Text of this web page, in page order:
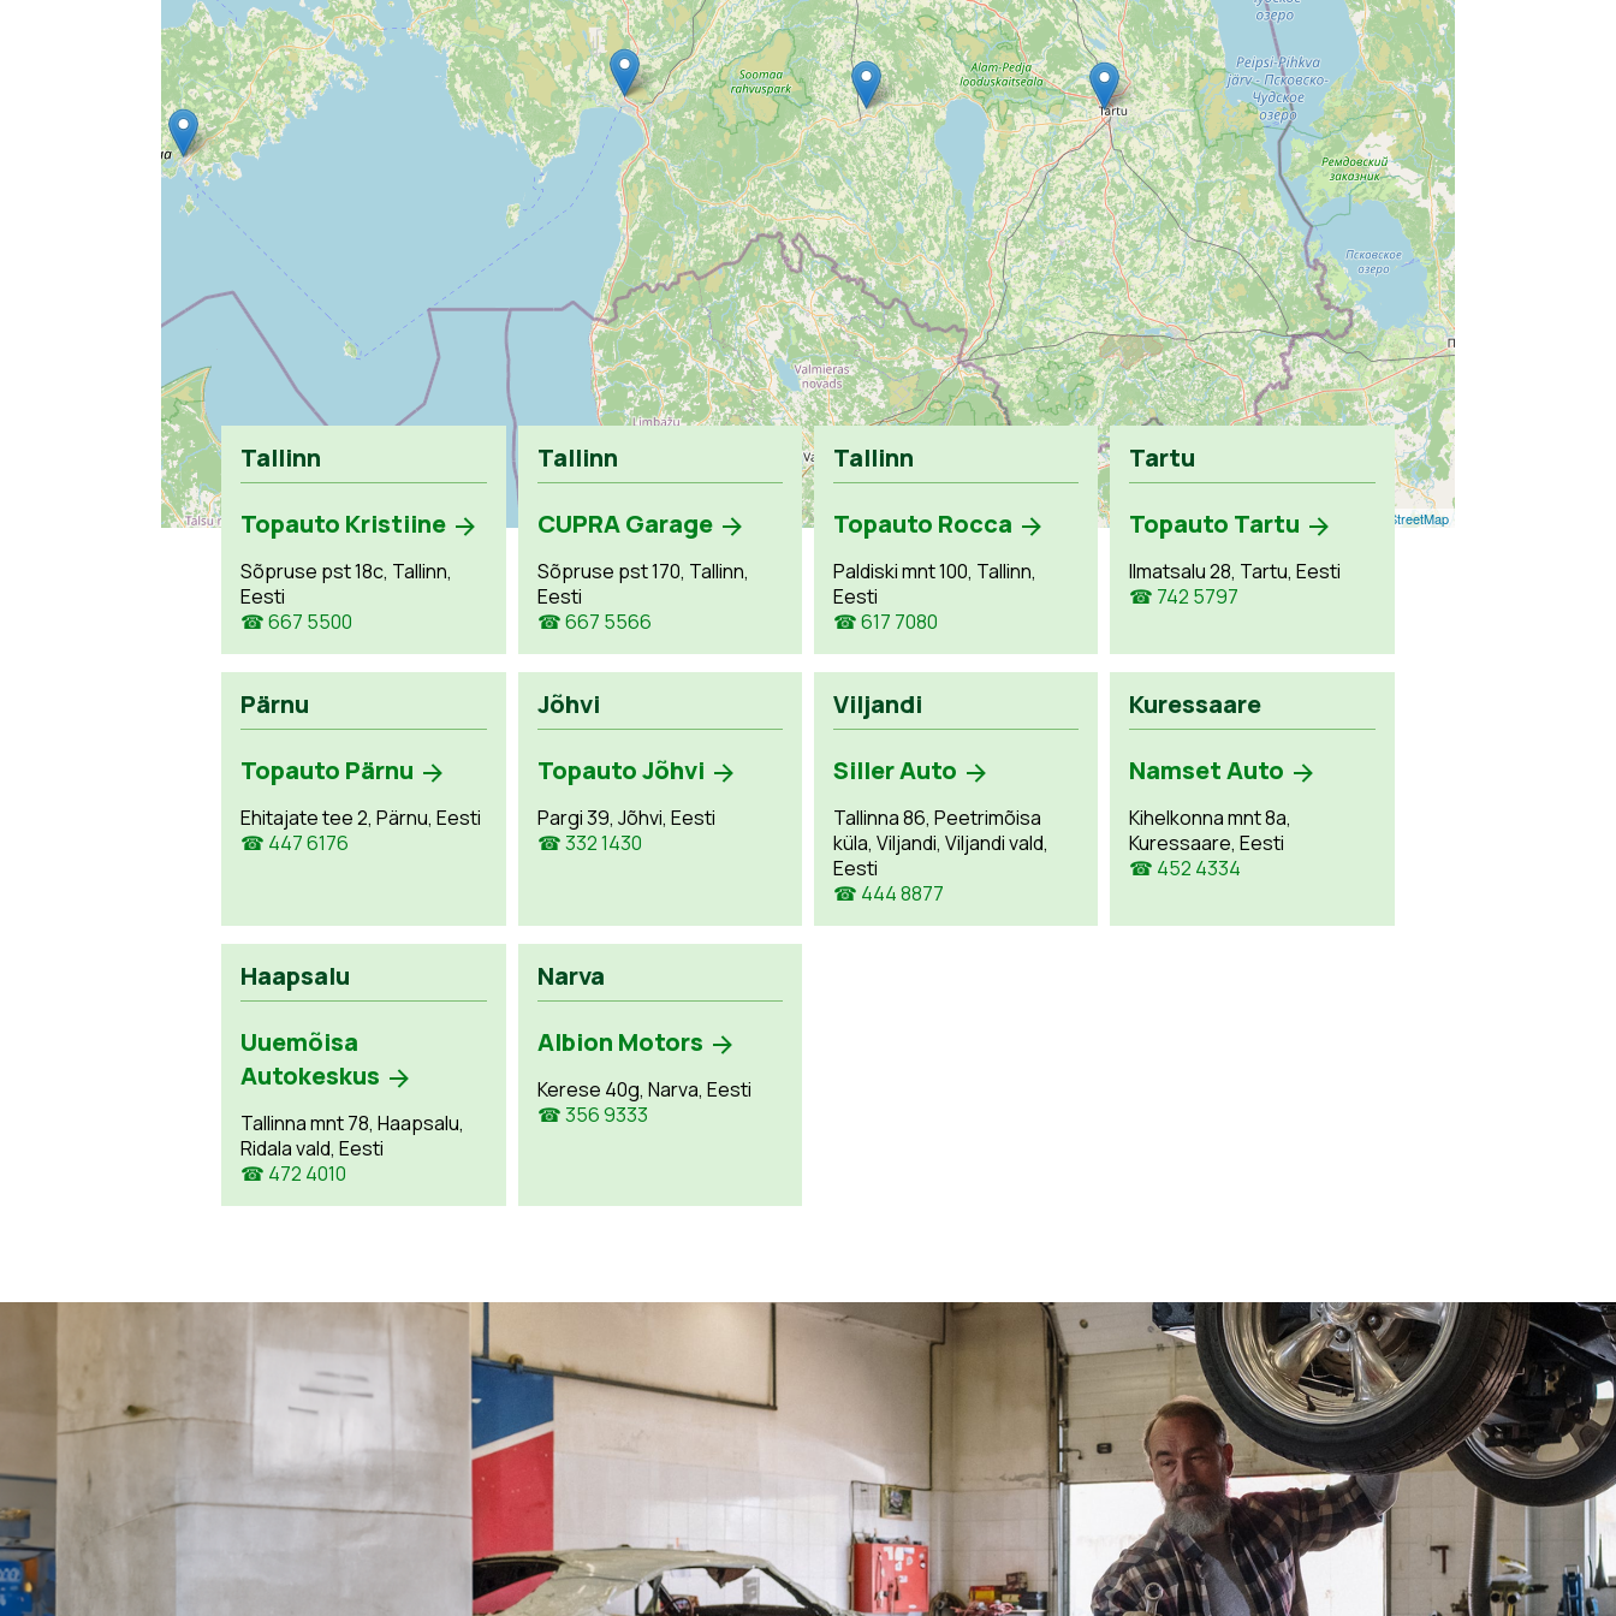
Leaflet OpenStreetMap
Tallinn
Topauto Kristiine
Sõpruse pst 18c, Tallinn,
Eesti
☎ 667 5500
Tallinn
CUPRA Garage
Sõpruse pst 170, Tallinn,
Eesti
☎ 667 5566
Tallinn
Topauto Rocca
Paldiski mnt 100, Tallinn,
Eesti
☎ 617 7080
Tartu
Topauto Tartu
Ilmatsalu 28, Tartu, Eesti
☎ 742 5797
Pärnu
Topauto Pärnu
Ehitajate tee 2, Pärnu, Eesti
☎ 447 6176
Jõhvi
Topauto Jõhvi
Pargi 39, Jõhvi, Eesti
☎ 332 1430
Viljandi
Siller Auto
Tallinna 86, Peetrimõisa
küla, Viljandi, Viljandi vald,
Eesti
☎ 444 8877
Kuressaare
Namset Auto
Kihelkonna mnt 8a,
Kuressaare, Eesti
☎ 452 4334
Haapsalu
Uuemõisa
Autokeskus
Tallinna mnt 78, Haapsalu,
Ridala vald, Eesti
☎ 472 4010
Narva
Albion Motors
Kerese 40g, Narva, Eesti
☎ 356 9333